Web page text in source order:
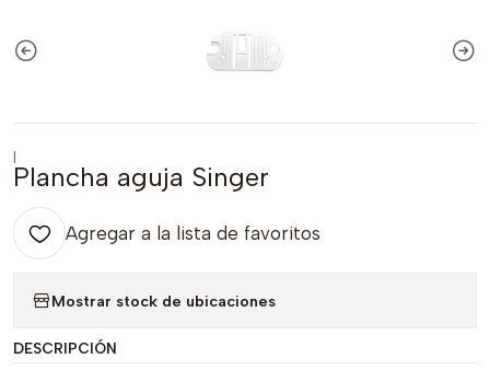
|
Plancha aguja Singer
Agregar a la lista de favoritos
Mostrar stock de ubicaciones
DESCRIPCIÓN